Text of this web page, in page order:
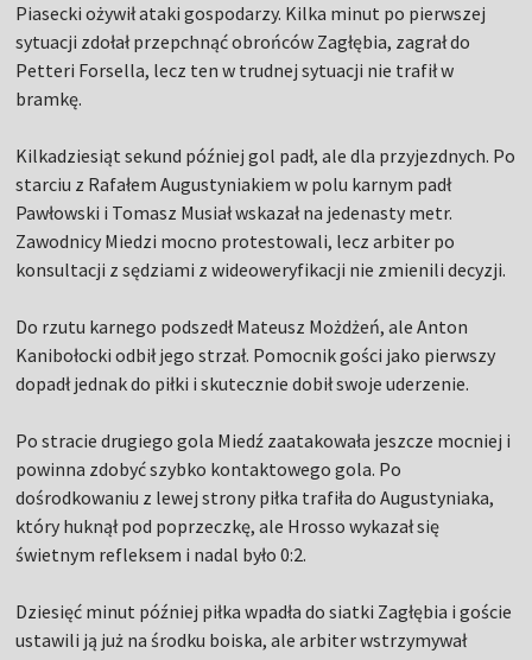
Piasecki ożywił ataki gospodarzy. Kilka minut po pierwszej
sytuacji zdołał przepchnąć obrońców Zagłębia, zagrał do
Petteri Forsella, lecz ten w trudnej sytuacji nie trafił w
bramkę.
Kilkadziesiąt sekund później gol padł, ale dla przyjezdnych. Po
starciu z Rafałem Augustyniakiem w polu karnym padł
Pawłowski i Tomasz Musiał wskazał na jedenasty metr.
Zawodnicy Miedzi mocno protestowali, lecz arbiter po
konsultacji z sędziami z wideoweryfikacji nie zmienili decyzji.
Do rzutu karnego podszedł Mateusz Możdżeń, ale Anton
Kanibołocki odbił jego strzał. Pomocnik gości jako pierwszy
dopadł jednak do piłki i skutecznie dobił swoje uderzenie.
Po stracie drugiego gola Miedź zaatakowała jeszcze mocniej i
powinna zdobyć szybko kontaktowego gola. Po
dośrodkowaniu z lewej strony piłka trafiła do Augustyniaka,
który huknął pod poprzeczkę, ale Hrosso wykazał się
świetnym refleksem i nadal było 0:2.
Dziesięć minut później piłka wpadła do siatki Zagłębia i goście
ustawili ją już na środku boiska, ale arbiter wstrzymywał